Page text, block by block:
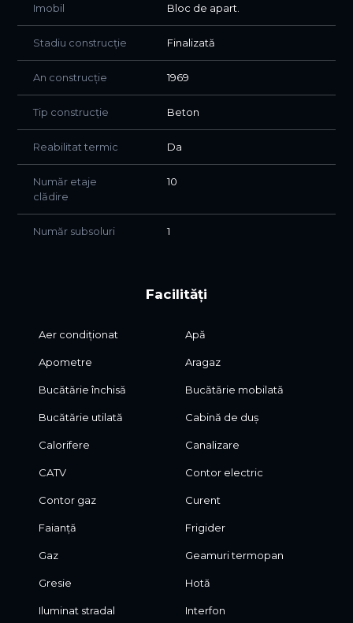
Imobil Bloc de apart.
Stadiu construcție Finalizată
An construcție 1969
Tip construcție Beton
Reabilitat termic Da
Număr etaje
clădire
10
Număr subsoluri 1
Facilități
Aer condiționat Apă
Apometre Aragaz
Bucătărie închisă Bucătărie mobilată
Bucătărie utilată Cabină de duș
Calorifere Canalizare
CATV Contor electric
Contor gaz Curent
Faianță Frigider
Gaz Geamuri termopan
Gresie Hotă
Iluminat stradal Interfon